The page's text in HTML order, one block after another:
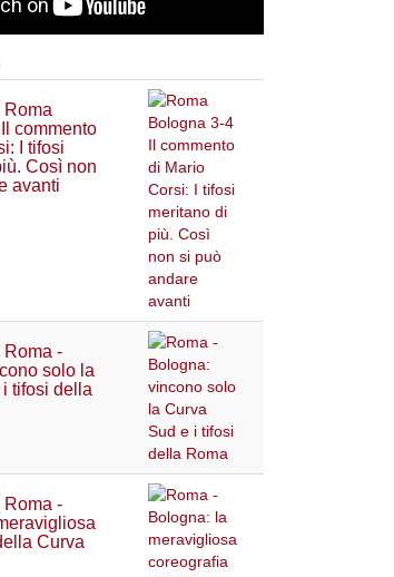
Roma
commento
I tifosi
Così non
avanti
Roma -
solo la
tifosi della
Roma -
Curva